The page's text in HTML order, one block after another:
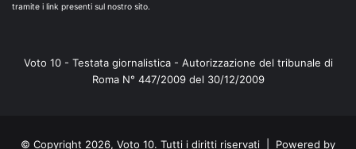
tramite i link presenti sul nostro sito.
Voto 10 - Testata giornalistica - Autorizzazione del tribunale di
Roma N° 447/2009 del 30/12/2009
© Copyright 2026, Voto 10. Tutti i diritti riservati | Powered by